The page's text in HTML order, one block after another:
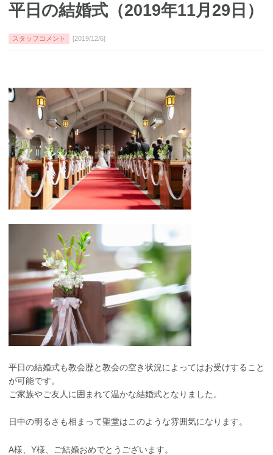
平日の結婚式（2019年11月29日）
スタッフコメント [2019/12/6]
平日の結婚式も教会歴と教会の空き状況によってはお受けすること
が可能です。
ご家族やご友人に囲まれて温かな結婚式となりました。
日中の明るさも相まって聖堂はこのような雰囲気になります。
A様、Y様、ご結婚おめでとうございます。